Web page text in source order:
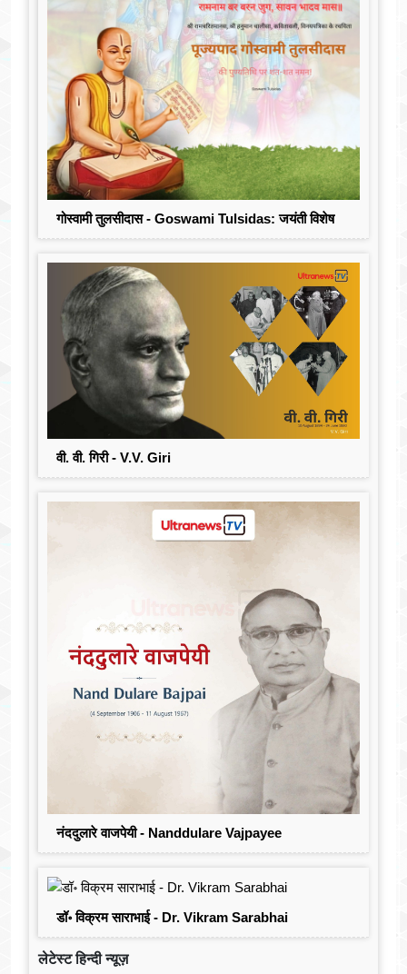
गोस्वामी तुलसीदास - Goswami Tulsidas: जयंती विशेष
वी. वी. गिरी - V.V. Giri
नंददुलारे वाजपेयी - Nanddulare Vajpayee
डॉ॰ विक्रम साराभाई - Dr. Vikram Sarabhai
लेटेस्ट हिन्दी न्यूज़